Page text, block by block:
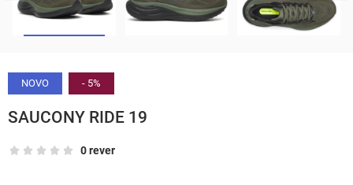
NOVO - 5%
SAUCONY RIDE 19
0 rever